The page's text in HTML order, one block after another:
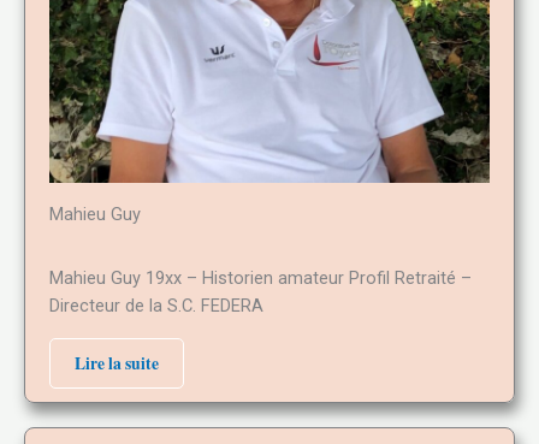
Mahieu Guy
Mahieu Guy 19xx – Historien amateur Profil Retraité –
Directeur de la S.C. FEDERA
Lire la suite